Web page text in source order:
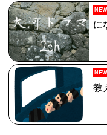
NEW
に
NEW
教